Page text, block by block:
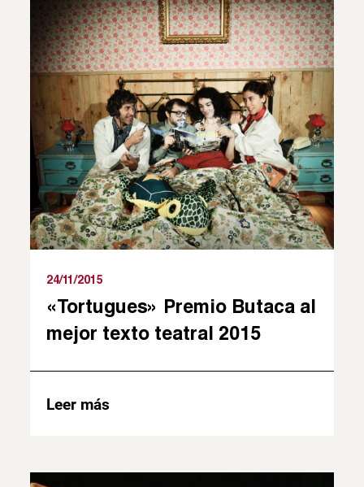
24/11/2015
«Tortugues» Premio Butaca al
mejor texto teatral 2015
Leer más